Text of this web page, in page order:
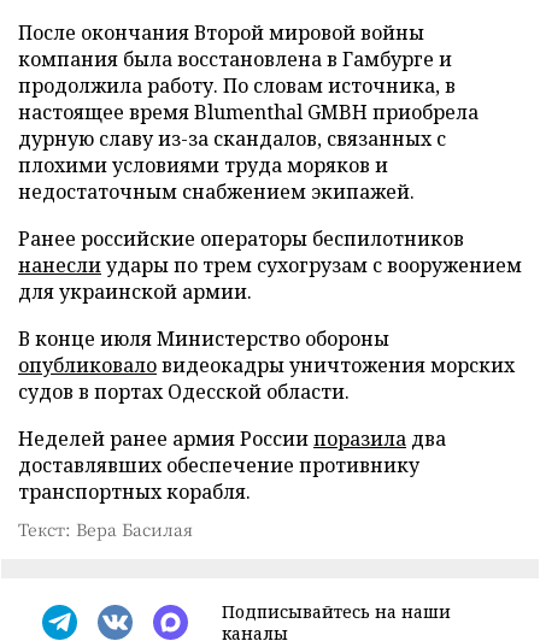
После окончания Второй мировой войны
компания была восстановлена в Гамбурге и
продолжила работу. По словам источника, в
настоящее время Blumenthal GMBH приобрела
дурную славу из-за скандалов, связанных с
плохими условиями труда моряков и
недостаточным снабжением экипажей.
Ранее российские операторы беспилотников
нанеслиудары по трем сухогрузам с вооружением
для украинской армии.
В конце июля Министерство обороны
опубликоваловидеокадры уничтожения морских
судов в портах Одесской области.
Неделей ранее армия Россиипоразила два
доставлявших обеспечение противнику
транспортных корабля.
Текст: Вера Басилая
Подписывайтесь на наши
каналы